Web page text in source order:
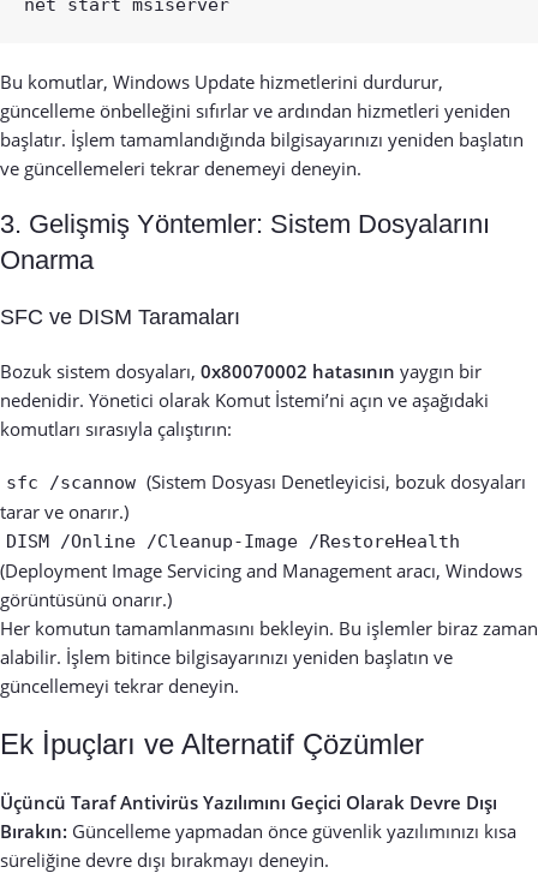
Bu komutlar, Windows Update hizmetlerini durdurur,
güncelleme önbelleğini sıfırlar ve ardından hizmetleri yeniden
başlatır. İşlem tamamlandığında bilgisayarınızı yeniden başlatın
ve güncellemeleri tekrar denemeyi deneyin.
3. Gelişmiş Yöntemler: Sistem Dosyalarını
Onarma
SFC ve DISM Taramaları
Bozuk sistem dosyaları, 0x80070002 hatasının yaygın bir
nedenidir. Yönetici olarak Komut İstemi’ni açın ve aşağıdaki
komutları sırasıyla çalıştırın:
sfc /scannow (Sistem Dosyası Denetleyicisi, bozuk dosyaları
tarar ve onarır.)
DISM /Online /Cleanup-Image /RestoreHealth
(Deployment Image Servicing and Management aracı, Windows
görüntüsünü onarır.)
Her komutun tamamlanmasını bekleyin. Bu işlemler biraz zaman
alabilir. İşlem bitince bilgisayarınızı yeniden başlatın ve
güncellemeyi tekrar deneyin.
Ek İpuçları ve Alternatif Çözümler
Üçüncü Taraf Antivirüs Yazılımını Geçici Olarak Devre Dışı
Bırakın: Güncelleme yapmadan önce güvenlik yazılımınızı kısa
süreliğine devre dışı bırakmayı deneyin.